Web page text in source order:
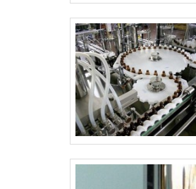
funcionários
sucesso de cada
ponta.